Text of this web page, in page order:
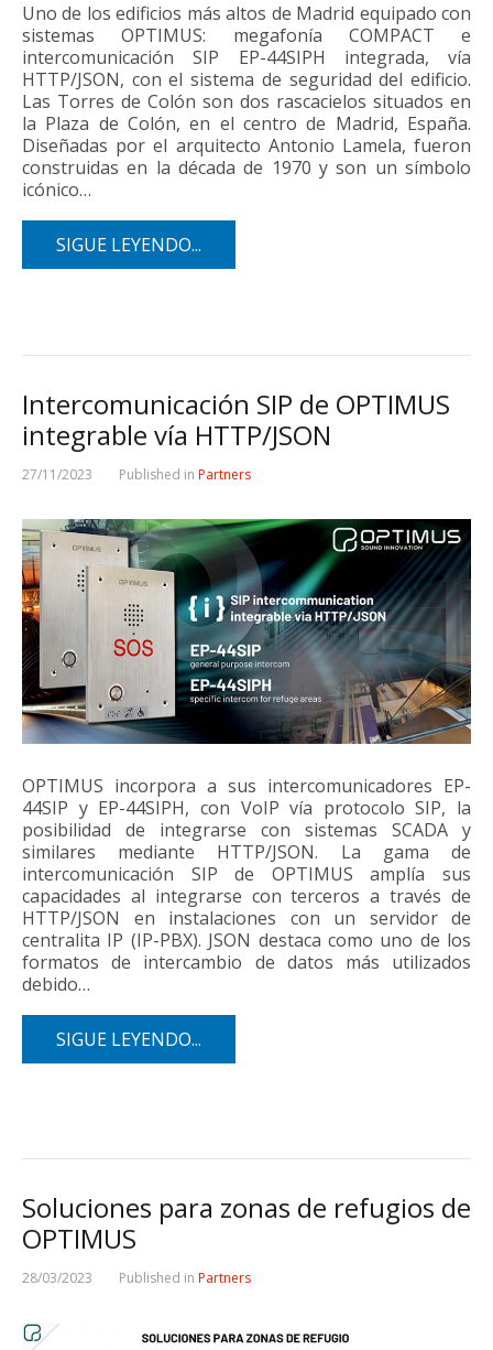
Uno de los edificios más altos de Madrid equipado con
sistemas OPTIMUS: megafonía COMPACT e
intercomunicación SIP EP-44SIPH integrada, vía
HTTP/JSON, con el sistema de seguridad del edificio.
Las Torres de Colón son dos rascacielos situados en
la Plaza de Colón, en el centro de Madrid, España.
Diseñadas por el arquitecto Antonio Lamela, fueron
construidas en la década de 1970 y son un símbolo
icónico…
SIGUE LEYENDO...
Intercomunicación SIP de OPTIMUS
integrable vía HTTP/JSON
27/11/2023 Published in Partners
OPTIMUS incorpora a sus intercomunicadores EP-
44SIP y EP-44SIPH, con VoIP vía protocolo SIP, la
posibilidad de integrarse con sistemas SCADA y
similares mediante HTTP/JSON. La gama de
intercomunicación SIP de OPTIMUS amplía sus
capacidades al integrarse con terceros a través de
HTTP/JSON en instalaciones con un servidor de
centralita IP (IP-PBX). JSON destaca como uno de los
formatos de intercambio de datos más utilizados
debido…
SIGUE LEYENDO...
Soluciones para zonas de refugios de
OPTIMUS
28/03/2023 Published in Partners